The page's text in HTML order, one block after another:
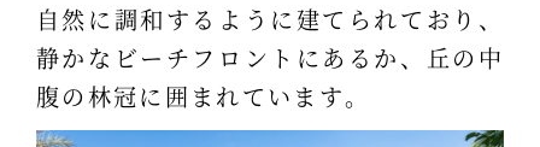
自然に調和するように建てられており、
静かなビーチフロントにあるか、丘の中
腹の林冠に囲まれています。